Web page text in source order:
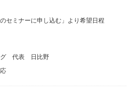
セミナーに申し込む」より希望日程
グ 代表 日比野